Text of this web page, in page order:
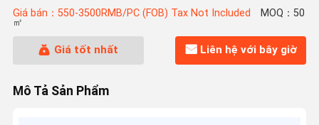
Giá bán：550-3500RMB/PC (FOB) Tax Not Included MOQ：50
㎡
Giá tốt nhất Liên hệ với bây giờ
Mô Tả Sản Phẩm